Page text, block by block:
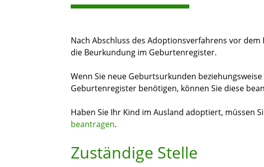
Nach Abschluss des Adoptionsverfahrens vor
die Beurkundung im Geburtenregister.
Wenn Sie neue Geburtsurkunden beziehungsweise
Geburtenregister benötigen, können Sie diese
Haben Sie Ihr Kind im Ausland adoptiert, müssen
beantragen.
Zuständige Stelle